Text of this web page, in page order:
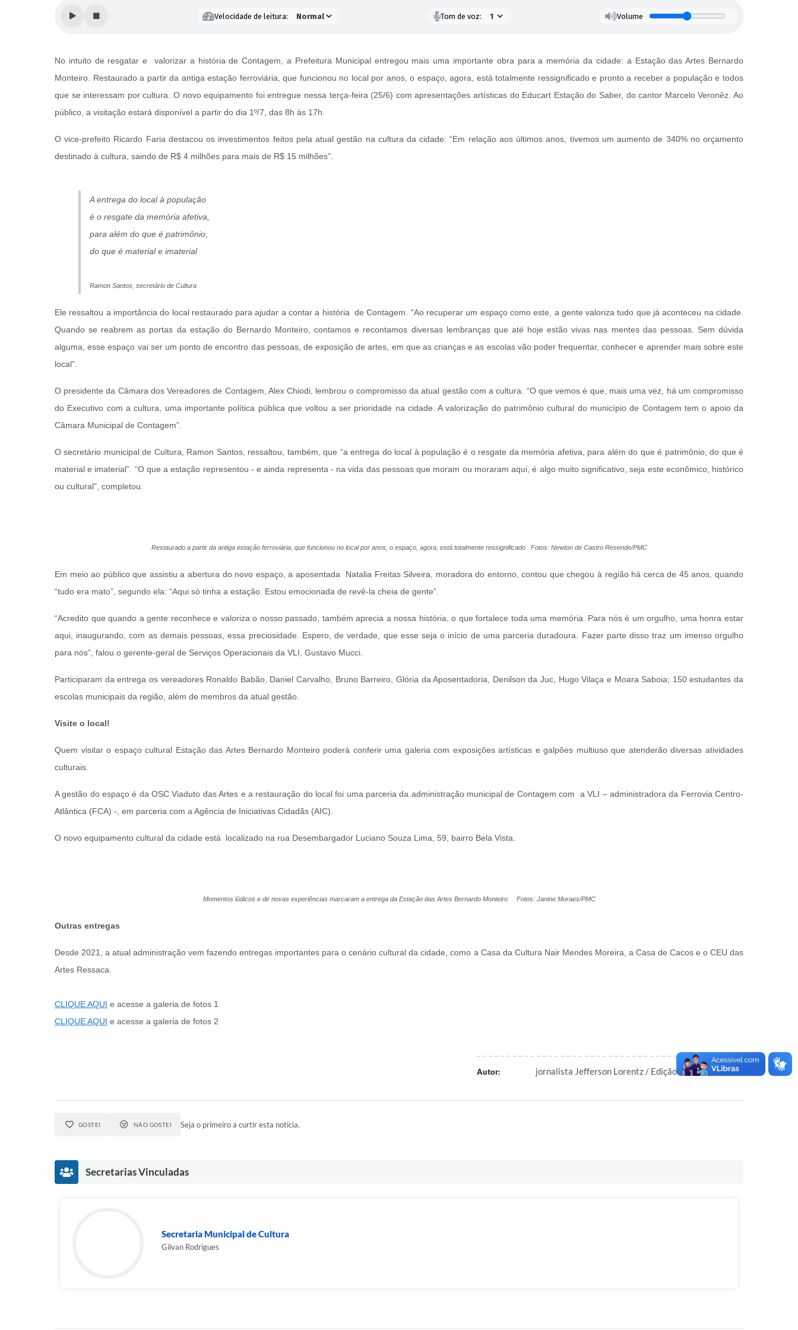
Velocidade de leitura: Tom de voz: Volume
No intuito de resgatar e valorizar a história de Contagem, a Prefeitura Municipal entregou mais uma importante obra para a memória da cidade: a Estação das Artes Bernardo
Monteiro. Restaurado a partir da antiga estação ferroviária, que funcionou no local por anos, o espaço, agora, está totalmente ressignificado e pronto a receber a população e todos
que se interessam por cultura. O novo equipamento foi entregue nessa terça-feira (25/6) com apresentações artísticas do Educart Estação do Saber, do cantor Marcelo Veronêz. Ao
público, a visitação estará disponível a partir do dia 1º/7, das 8h às 17h.
O vice-prefeito Ricardo Faria destacou os investimentos feitos pela atual gestão na cultura da cidade: “Em relação aos últimos anos, tivemos um aumento de 340% no orçamento
destinado à cultura, saindo de R$ 4 milhões para mais de R$ 15 milhões”.
A entrega do local à população
é o resgate da memória afetiva,
para além do que é patrimônio,
do que é material e imaterial
Ramon Santos, secretário de Cultura
Ele ressaltou a importância do local restaurado para ajudar a contar a história de Contagem. “Ao recuperar um espaço como este, a gente valoriza tudo que já aconteceu na cidade.
Quando se reabrem as portas da estação do Bernardo Monteiro, contamos e recontamos diversas lembranças que até hoje estão vivas nas mentes das pessoas. Sem dúvida
alguma, esse espaço vai ser um ponto de encontro das pessoas, de exposição de artes, em que as crianças e as escolas vão poder frequentar, conhecer e aprender mais sobre este
local”.
O presidente da Câmara dos Vereadores de Contagem, Alex Chiodi, lembrou o compromisso da atual gestão com a cultura. “O que vemos é que, mais uma vez, há um compromisso
do Executivo com a cultura, uma importante política pública que voltou a ser prioridade na cidade. A valorização do patrimônio cultural do município de Contagem tem o apoio da
Câmara Municipal de Contagem”.
O secretário municipal de Cultura, Ramon Santos, ressaltou, também, que “a entrega do local à população é o resgate da memória afetiva, para além do que é patrimônio, do que é
material e imaterial”. “O que a estação representou - e ainda representa - na vida das pessoas que moram ou moraram aqui, é algo muito significativo, seja este econômico, histórico
ou cultural”, completou.
Restaurado a partir da antiga estação ferroviária, que funcionou no local por anos, o espaço, agora, está totalmente ressignificado Fotos: Newton de Castro Resende/PMC
Em meio ao público que assistiu a abertura do novo espaço, a aposentada Natalia Freitas Silveira, moradora do entorno, contou que chegou à região há cerca de 45 anos, quando
“tudo era mato”, segundo ela: “Aqui só tinha a estação. Estou emocionada de revê-la cheia de gente”.
“Acredito que quando a gente reconhece e valoriza o nosso passado, também aprecia a nossa história, o que fortalece toda uma memória. Para nós é um orgulho, uma honra estar
aqui, inaugurando, com as demais pessoas, essa preciosidade. Espero, de verdade, que esse seja o início de uma parceria duradoura. Fazer parte disso traz um imenso orgulho
para nós”, falou o gerente-geral de Serviços Operacionais da VLI, Gustavo Mucci.
Participaram da entrega os vereadores Ronaldo Babão, Daniel Carvalho, Bruno Barreiro, Glória da Aposentadoria, Denilson da Juc, Hugo Vilaça e Moara Saboia; 150 estudantes da
escolas municipais da região, além de membros da atual gestão.
Visite o local!
Quem visitar o espaço cultural Estação das Artes Bernardo Monteiro poderá conferir uma galeria com exposições artísticas e galpões multiuso que atenderão diversas atividades
culturais.
A gestão do espaço é da OSC Viaduto das Artes e a restauração do local foi uma parceria da administração municipal de Contagem com a VLI – administradora da Ferrovia Centro-
Atlântica (FCA) -, em parceria com a Agência de Iniciativas Cidadãs (AIC).
O novo equipamento cultural da cidade está localizado na rua Desembargador Luciano Souza Lima, 59, bairro Bela Vista.
Momentos lúdicos e de novas experiências marcaram a entrega da Estação das Artes Bernardo Monteiro Fotos: Janine Moraes/PMC
Outras entregas
Desde 2021, a atual administração vem fazendo entregas importantes para o cenário cultural da cidade, como a Casa da Cultura Nair Mendes Moreira, a Casa de Cacos e o CEU das
Artes Ressaca.
CLIQUE AQUI e acesse a galeria de fotos 1
CLIQUE AQUI e acesse a galeria de fotos 2
Autor: jornalista Jefferson Lorentz / Edição: João Cavalcanti
GOSTEI NÃO GOSTEI Seja o primeiro a curtir esta notícia.
Secretarias Vinculadas
Secretaria Municipal de Cultura
Gilvan Rodrigues